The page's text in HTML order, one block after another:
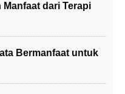
dari Terapi
Bermanfaat untuk